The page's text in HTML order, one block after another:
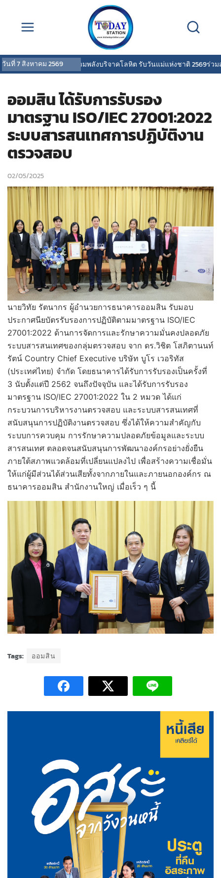
วันที่7 สิงหาคม 2569
เอนี่เพย์ รวมพลังบริจาคโลหิต รับวันแม่แห่งชาติ 2569ร่วมส่ง
ออมสิน ได้รับการรับรอง
มาตรฐาน ISO/IEC 27001:2022
ระบบสารสนเทศการปฏิบัติงาน
ตรวจสอบ
02/05/2025
นายวิทัย รัตนากร ผู้อำนวยการธนาคารออมสิน รับมอบ
ประกาศนียบัตรรับรองการปฏิบัติตามมาตรฐาน ISO/IEC
27001:2022 ด้านการจัดการและรักษาความมั่นคงปลอดภัย
ระบบสารสนเทศของกลุ่มตรวจสอบ จาก ดร.วิชิต โสภิตานนท์
รัตน์ Country Chief Executive บริษัท บูโร เวอริทัส
(ประเทศไทย) จำกัด โดยธนาคารได้รับการรับรองเป็นครั้งที่
3 นับตั้งแต่ปี 2562 จนถึงปัจจุบัน และได้รับการรับรอง
มาตรฐาน ISO/IEC 27001:2022 ใน 2 หมวด ได้แก่
กระบวนการบริหารงานตรวจสอบ และระบบสารสนเทศที่
สนับสนุนการปฏิบัติงานตรวจสอบ ซึ่งได้ให้ความสำคัญกับ
ระบบการควบคุม การรักษาความปลอดภัยข้อมูลและระบบ
สารสนเทศ ตลอดจนสนับสนุนการพัฒนาองค์กรอย่างยั่งยืน
ภายใต้สภาพแวดล้อมที่เปลี่ยนแปลงไป เพื่อสร้างความเชื่อมั่น
ให้แก่ผู้มีส่วนได้ส่วนเสียทั้งจากภายในและภายนอกองค์กร ณ
ธนาคารออมสิน สำนักงานใหญ่ เมื่อเร็ว ๆ นี้
Tags: ออมสิน